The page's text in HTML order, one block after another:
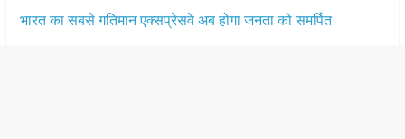
भारत का सबसे गतिमान एक्सप्रेसवे अब होगा जनता को समर्पित